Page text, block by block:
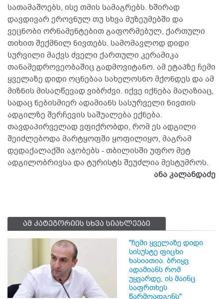
სათამაშოებს, ისე თმის სამაგრებს. ხშირად
დავდივარ ეროვნულ თუ სხვა მუზეუმებში და
ვეცნობი ორნამენტებით გაფორმებულ, ქართული
თიხით შექმნილ ნივთებს. სამომავლოდ დიდი
სურვილი მაქვს ძველი ქართული კერამიკა
თანამედროვეობაშიც გადმოვიტანო. ამ ეტაპზე ჩემი
ყველაზე დიდი ოცნებაა სახელოსნო მქონდეს და ამ
მიზნის მისაღწევად ვიბრძვი. იქვე იქნება მაღაზიაც,
სადაც ნებისმიერ ადამიანს სასურველი ნივთის
ადგილზე შერჩევის საშუალება ექნება.
თავდაპირველად ვფიქრობდი, რომ ეს ადგილი
შეიძლებოდა მარტყოფში ყოფილიყო, მაგრამ
დედაქალაქში აჯობებს - თბილისში უფრო მეტ
ადგილობრივსა და ტურისტს შეუძლია მესტუმროს.
ანა კალანდაძე
ამ კატეგორიის სხვა სიახლეები
"ჩემი ყველაზე დიდი
სისუსტე ფიცხი
ხასიათია. ბრიყვ
ადამიანს რომ
უყვარდე, ის მაინც
საფრთხეს
წარმოადგენს"